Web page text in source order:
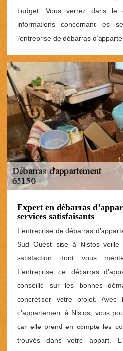
budget. Vous verrez dans le
informations concernant les
l’entreprise de débarras
Expert en débarras
services satisfaisants
L’entreprise de débarras
Sud Ouest sise à Nistos
satisfaction dont vous
L’entreprise de débarras
conseille sur les bonnes
concrétiser votre projet. Avec
d’appartement à Nistos, vous
car elle prend en compte les
trouvés dans votre appart.